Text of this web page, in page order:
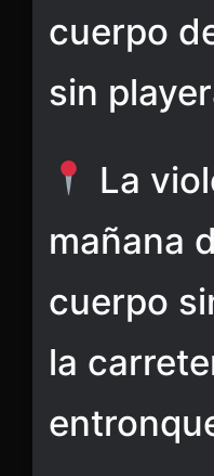
cuerpo
sin
La
mañana
cuerpo
la